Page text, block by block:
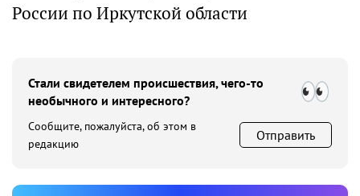
России по Иркутской области
Стали свидетелем происшествия, чего-то
необычного и интересного?
Сообщите, пожалуйста, об этом в
редакцию
Отправить